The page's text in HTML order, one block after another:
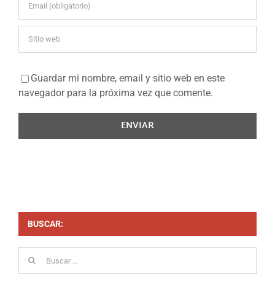
Guardar mi nombre, email y sitio web en este
navegador para la próxima vez que comente.
BUSCAR: